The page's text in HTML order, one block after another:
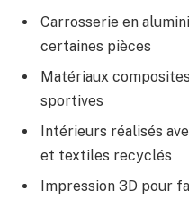
Carrosserie en
certaines pièces
Matériaux
sportives
Intérieurs réalisés
et textiles recyclés
Impression 3D pour